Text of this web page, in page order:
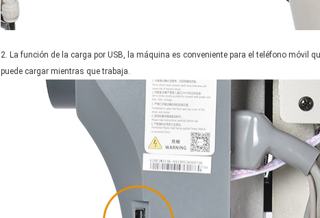
2. La función de la carga por USB, la máquina es conveniente para el teléfono móvil
puede cargar mientras que trabaja.